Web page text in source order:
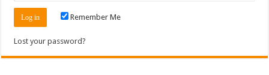
Remember Me
Lost your password?